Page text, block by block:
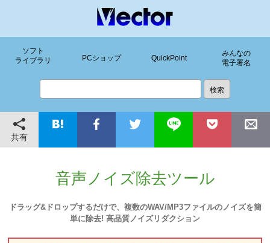
ソフト
ライブラリ
PCショップ QuickPoint
みんなの
電子署名
共有
音声ノイズ除去ツール
ドラッグ&ドロップするだけで、複数のWAV/MP3ファイルのノイズを簡
単に除去! 高品質ノイズリダクション